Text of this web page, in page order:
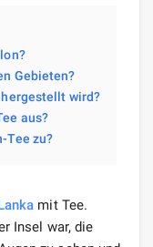
Gebieten?
hergestellt wird?
aus?
Tee zu?
mit Tee.
Insel war, die